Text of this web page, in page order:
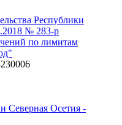
Республики
№ 283-р
по лимитам
Северная Осетия -